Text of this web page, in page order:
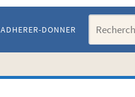
ADHERER-DONNER